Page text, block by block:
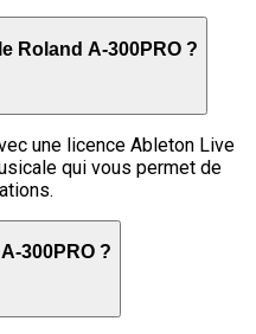
Roland A-300PRO ?
une licence Ableton Live
qui vous permet de
300PRO ?